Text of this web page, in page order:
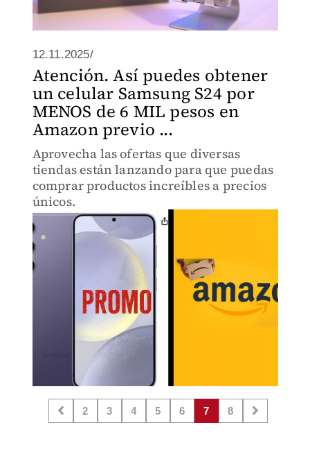
12.11.2025/
Atención. Así puedes obtener
un celular Samsung S24 por
MENOS de 6 MIL pesos en
Amazon previo ...
Aprovecha las ofertas que diversas
tiendas están lanzando para que puedas
comprar productos increíbles a precios
únicos.
2 3 4 5 6 7 8